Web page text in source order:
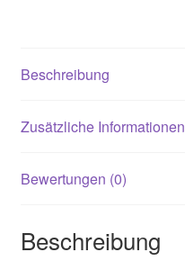
Beschreibung
Zusätzliche Informationen
Bewertungen (0)
Beschreibung